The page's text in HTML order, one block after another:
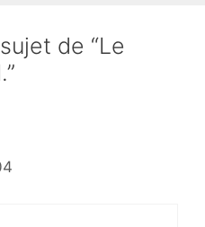
de “Le